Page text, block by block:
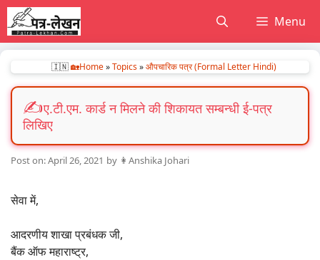
Skip
to
content
Menu
🇮🇳 🏡Home»Topics»औपचारिक पत्र (Formal Letter Hindi)
ए.टी.एम. कार्ड न मिलने की शिकायत सम्बन्धी ई-पत्र
लिखिए
April 26, 2021 by 👩Anshika Johari
सेवा में,
आदरणीय शाखा प्रबंधक जी,
बैंक ऑफ महाराष्ट्र,